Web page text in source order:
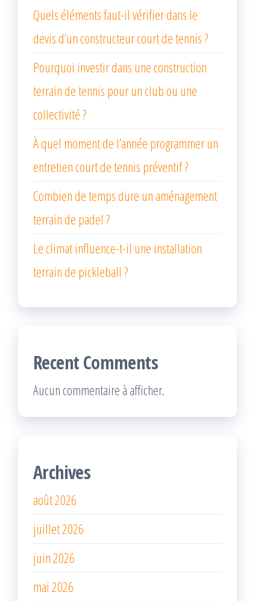
Quels éléments faut-il vérifier dans le
devis d’un constructeur court de tennis ?
Pourquoi investir dans une construction
terrain de tennis pour un club ou une
collectivité ?
À quel moment de l’année programmer un
entretien court de tennis préventif ?
Combien de temps dure un aménagement
terrain de padel ?
Le climat influence-t-il une installation
terrain de pickleball ?
Recent Comments
Aucun commentaire à afficher.
Archives
août 2026
juillet 2026
juin 2026
mai 2026